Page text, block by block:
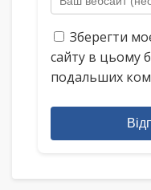
Зберегти
сайту в цьому
подальших